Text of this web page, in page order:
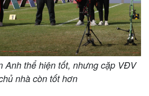
Anh thể hiện tốt, nhưng cặp VĐV
nhà còn tốt hơn